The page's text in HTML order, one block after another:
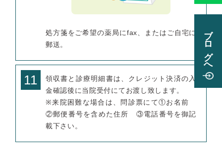
ブログへ
処方箋をご希望の薬局にfax、またはご自宅に
郵送。
11
領収書と診療明細書は、クレジット決済の入
金確認後に当院受付にてお渡し致します。
※来院困難な場合は、問診票にて①お名前
②郵便番号を含めた住所 ③電話番号を御記
載下さい。